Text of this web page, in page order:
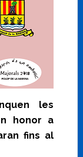
les
honor a
fins al